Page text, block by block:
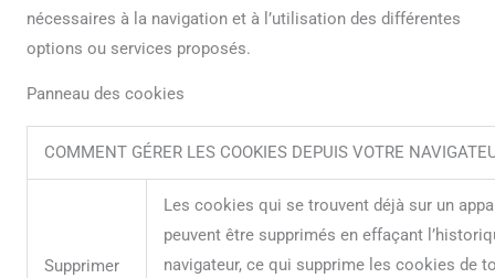
nécessaires à la navigation et à l’utilisation des différentes
options ou services proposés.
Panneau des cookies
COMMENT GÉRER LES COOKIES DEPUIS VOTRE
Supprimer
Les cookies qui se trouvent déjà sur un
peuvent être supprimés en effaçant
navigateur, ce qui supprime les cookies de